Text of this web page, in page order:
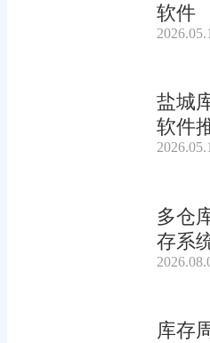
软件
盐城
软件
多仓
存系
库存